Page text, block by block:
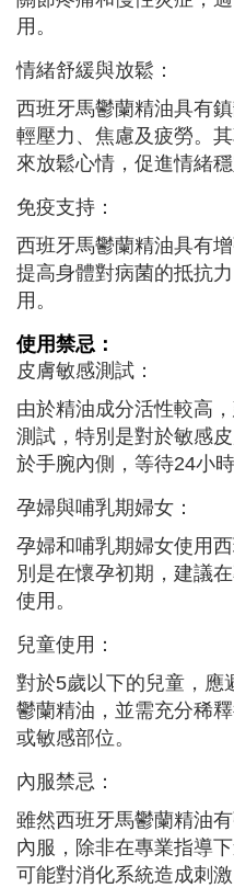
用。
情緒舒緩與放鬆：
西班牙馬鬱蘭精油具有
輕壓力、焦慮及疲勞。
來放鬆心情，促進情緒穩
免疫支持：
西班牙馬鬱蘭精油具有
提高身體對病菌的抵抗
用。
使用禁忌：
皮膚敏感測試：
由於精油成分活性較高
測試，特別是對於敏感
於手腕內側，等待24小
孕婦與哺乳期婦女：
孕婦和哺乳期婦女使用
別是在懷孕初期，建議
使用。
兒童使用：
對於5歲以下的兒童，應
鬱蘭精油，並需充分稀
或敏感部位。
內服禁忌：
雖然西班牙馬鬱蘭精油
內服，除非在專業指導
可能對消化系統造成刺激